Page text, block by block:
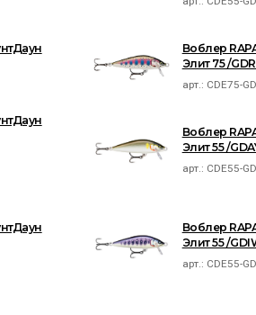
Воблер
Элит 75 /
арт.: CDE75-
Воблер
Элит 55 /
арт.: CDE55-
Воблер
Элит 55 /
арт.: CDE55-